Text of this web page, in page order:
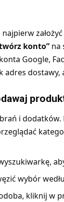
konto”na
Google,
adres
i dodatków.
wybór
kliknij w